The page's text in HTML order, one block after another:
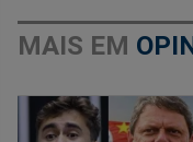
MAIS EM